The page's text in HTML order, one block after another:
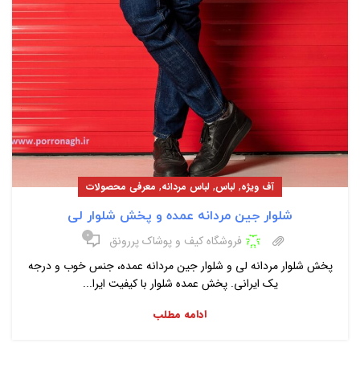
آف ویژه, لباس, لباس مردانه, معرفی محصولات
شلوار جین مردانه عمده و پخش شلوار لی
فروشگاه کیف و پوشاک پررونق ۰
پخش شلوار مردانه لی و شلوار جین مردانه عمده، جنس خوب و درجه
یک ایرانی. پخش عمده شلوار با کیفیت ایرا...
ادامه مطلب